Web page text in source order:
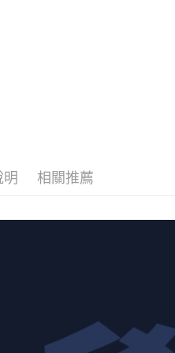
明 相關推薦